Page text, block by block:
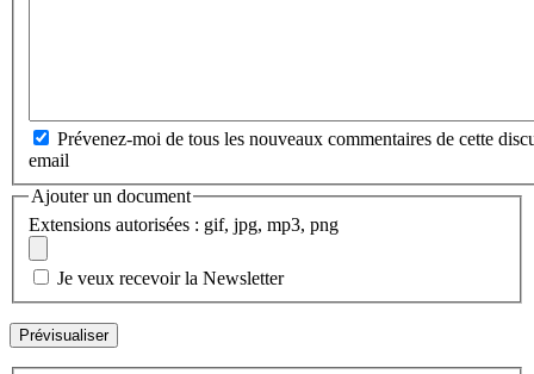
Prévenez-moi de tous les nouveaux commentaires de cette
email
Ajouter un document
Extensions autorisées : gif, jpg, mp3, png
Je veux recevoir la Newsletter